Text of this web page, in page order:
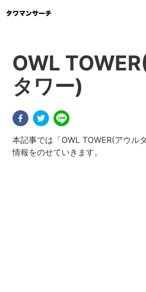
OWL
タワー)
本記事では「OWL TOWER(アウル
情報をのせていきます。